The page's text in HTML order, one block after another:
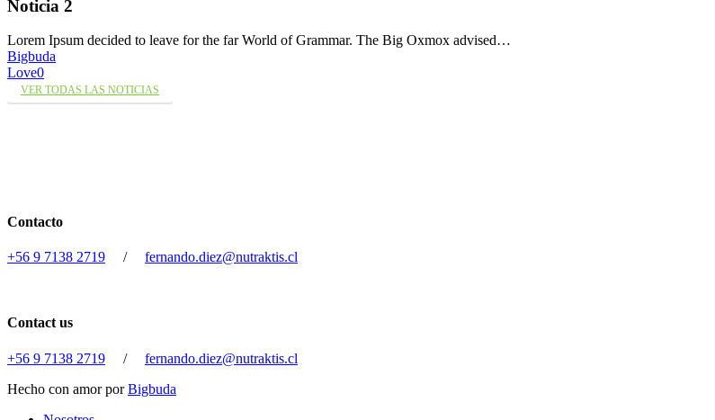
Noticia 2
Lorem Ipsum decided to leave for the far World of Grammar. The Big Oxmox advised…
Bigbuda
Love0
VER TODAS LAS NOTICIAS
Contacto
+56 9 7138 2719 / fernando.diez@nutraktis.cl
Contact us
+56 9 7138 2719 / fernando.diez@nutraktis.cl
Hecho con amor porBigbuda